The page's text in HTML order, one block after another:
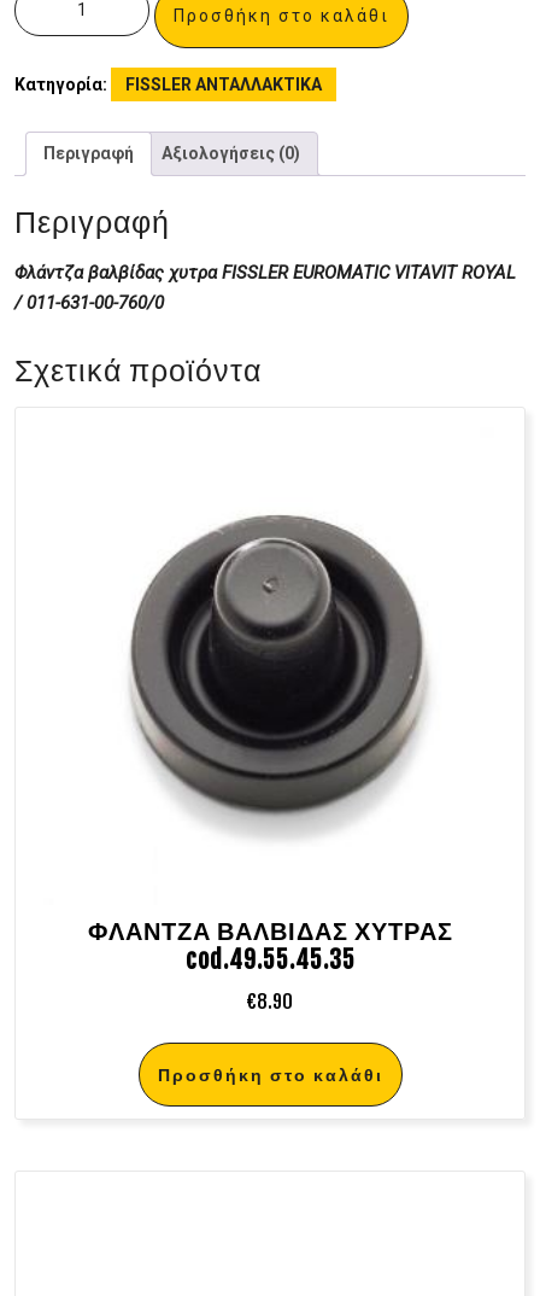
Προσθήκη στο καλάθι
Κατηγορία: FISSLER ΑΝΤΑΛΛΑΚΤΙΚΑ
Περιγραφή Αξιολογήσεις (0)
Περιγραφή
Φλάντζα βαλβίδας χυτρα FISSLER EUROMATIC VITAVIT ROYAL
/ 011-631-00-760/0
Σχετικά προϊόντα
ΦΛΑΝΤΖΑ ΒΑΛΒΙΔΑΣ ΧΥΤΡΑΣ
cod.49.55.45.35
€8.90
Προσθήκη στο καλάθι